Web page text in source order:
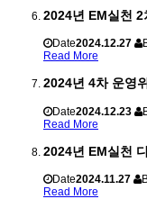
2024년 EM실천 2
Date2024.12.27
Read More
2024년 4차 운영
Date2024.12.23
Read More
2024년 EM실천
Date2024.11.27
Read More